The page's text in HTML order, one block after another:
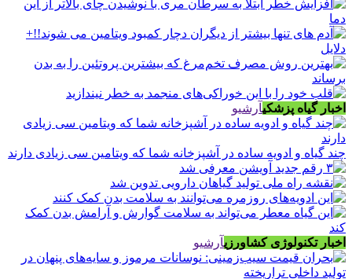
اخبار گیاه پزشکیآرشیو
چند گیاه و ادویه ساده در آشپزخانه شما که ویتامین سی زیادی دارند
اخبار تکنولوژی کشاورزیآرشیو